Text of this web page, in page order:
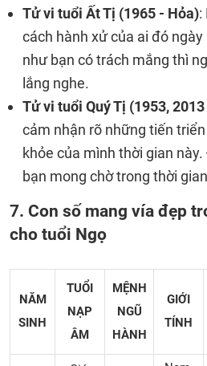
Tử vi tuổi Ất Tị (1965 - Hỏa):
cách hành xử của ai đó
như bạn có trách mắng thì
lắng nghe.
Tử vi tuổi Quý Tị (1953,
cảm nhận rõ những tiến
khỏe của mình thời gian
bạn mong chờ trong thời
7. Con số mang vía đẹp
cho tuổi Ngọ
NĂM
SINH
TUỔI
NẠP
ÂM
MỆNH
NGŨ
HÀNH
GIỚI
TÍNH